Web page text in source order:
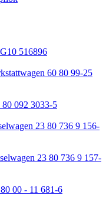
516896
60 80 99-25
092 3033-5
23 80 736 9 156-
23 80 736 9 157-
00 - 11 681-6